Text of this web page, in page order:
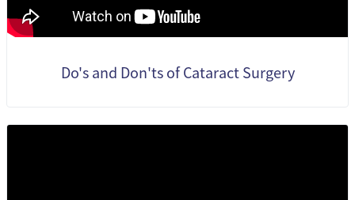
Do's and Don'ts of Cataract Surgery